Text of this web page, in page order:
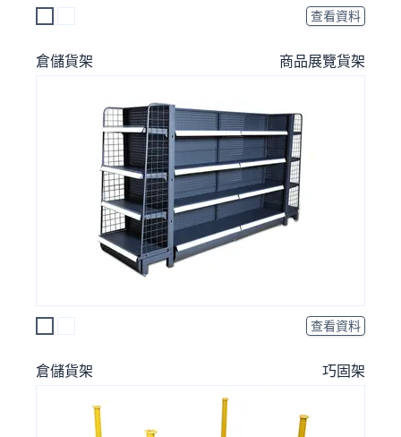
查看資料
倉儲貨架 商品展覽貨架
查看資料
倉儲貨架 巧固架